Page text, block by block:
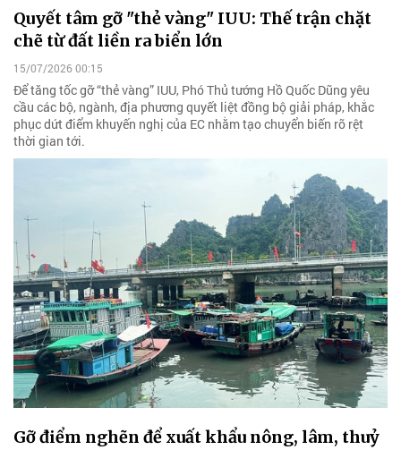
Quyết tâm gỡ "thẻ vàng" IUU: Thế trận chặt
chẽ từ đất liền ra biển lớn
15/07/2026 00:15
Để tăng tốc gỡ “thẻ vàng” IUU, Phó Thủ tướng Hồ Quốc Dũng yêu
cầu các bộ, ngành, địa phương quyết liệt đồng bộ giải pháp, khắc
phục dứt điểm khuyến nghị của EC nhằm tạo chuyển biến rõ rệt
thời gian tới.
Gỡ điểm nghẽn để xuất khẩu nông, lâm, thuỷ